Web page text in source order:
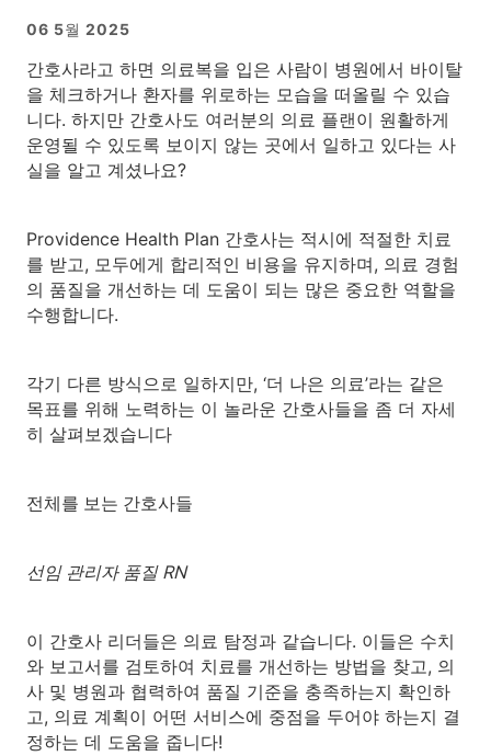
06 5월 2025
간호사라고 하면 의료복을 입은 사람이 병원에서 바이탈
을 체크하거나 환자를 위로하는 모습을 떠올릴 수 있습
니다. 하지만 간호사도 여러분의 의료 플랜이 원활하게
운영될 수 있도록 보이지 않는 곳에서 일하고 있다는 사
실을 알고 계셨나요?
Providence Health Plan 간호사는 적시에 적절한 치료
를 받고, 모두에게 합리적인 비용을 유지하며, 의료 경험
의 품질을 개선하는 데 도움이 되는 많은 중요한 역할을
수행합니다.
각기 다른 방식으로 일하지만, ‘더 나은 의료’라는 같은
목표를 위해 노력하는 이 놀라운 간호사들을 좀 더 자세
히 살펴보겠습니다
전체를 보는 간호사들
선임 관리자 품질 RN
이 간호사 리더들은 의료 탐정과 같습니다. 이들은 수치
와 보고서를 검토하여 치료를 개선하는 방법을 찾고, 의
사 및 병원과 협력하여 품질 기준을 충족하는지 확인하
고, 의료 계획이 어떤 서비스에 중점을 두어야 하는지 결
정하는 데 도움을 줍니다!